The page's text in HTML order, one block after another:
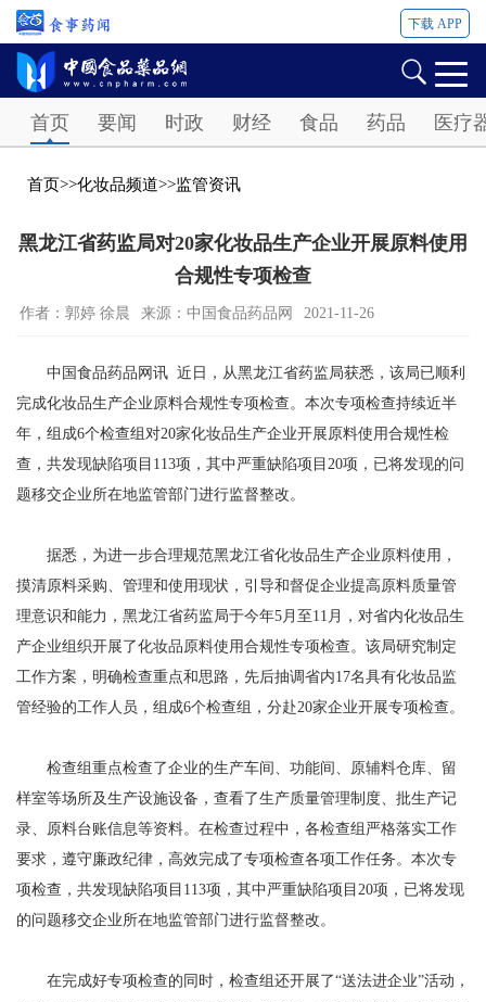
下载 APP
首页 要闻 时政 财经 食品 药品 医疗
首页>>化妆品频道>>监管资讯
黑龙江省药监局对20家化妆品生产企业开展原料使用
合规性专项检查
作者：郭婷 徐晨 来源：中国食品药品网 2021-11-26
中国食品药品网讯 近日，从黑龙江省药监局获悉，该局已顺利
完成化妆品生产企业原料合规性专项检查。本次专项检查持续近半
年，组成6个检查组对20家化妆品生产企业开展原料使用合规性检
查，共发现缺陷项目113项，其中严重缺陷项目20项，已将发现的问
题移交企业所在地监管部门进行监督整改。
据悉，为进一步合理规范黑龙江省化妆品生产企业原料使用，
摸清原料采购、管理和使用现状，引导和督促企业提高原料质量管
理意识和能力，黑龙江省药监局于今年5月至11月，对省内化妆品生
产企业组织开展了化妆品原料使用合规性专项检查。该局研究制定
工作方案，明确检查重点和思路，先后抽调省内17名具有化妆品监
管经验的工作人员，组成6个检查组，分赴20家企业开展专项检查。
检查组重点检查了企业的生产车间、功能间、原辅料仓库、留
样室等场所及生产设施设备，查看了生产质量管理制度、批生产记
录、原料台账信息等资料。在检查过程中，各检查组严格落实工作
要求，遵守廉政纪律，高效完成了专项检查各项工作任务。本次专
项检查，共发现缺陷项目113项，其中严重缺陷项目20项，已将发现
的问题移交企业所在地监管部门进行监督整改。
在完成好专项检查的同时，检查组还开展了“送法进企业”活动，